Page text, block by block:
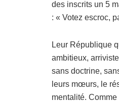
des inscrits un 5
: « Votez escroc,
Leur République
ambitieux,
sans doctrine,
leurs mœurs, le
mentalité.